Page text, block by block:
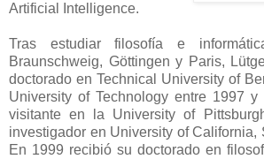
Artificial Intelligence.
Tras estudiar filosofía e
Braunschweig, Göttingen y Paris,
doctorado en Technical University of
University of Technology entre 1997 y
visitante en la University of
investigador en University of California,
En 1999 recibió su doctorado en